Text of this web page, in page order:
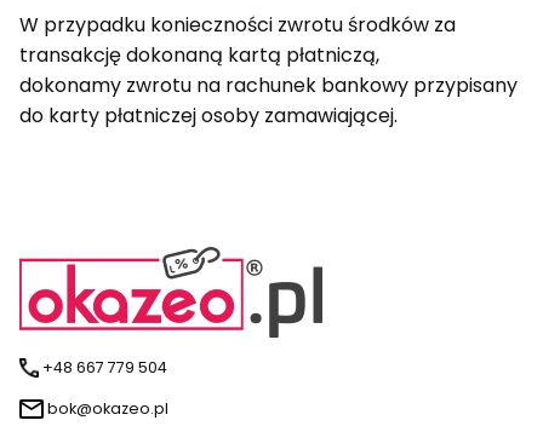
W przypadku konieczności zwrotu środków za
transakcję dokonaną kartą płatniczą,
dokonamy zwrotu na rachunek bankowy przypisany
do karty płatniczej osoby zamawiającej.
+48 667 779 504
bok@okazeo.pl